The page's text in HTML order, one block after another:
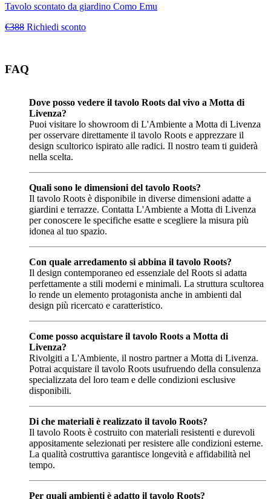
Tavolo scontato da giardino Como Emu
€388 Richiedi sconto
FAQ
Dove posso vedere il tavolo Roots dal vivo a Motta di
Livenza?
Puoi visitare lo showroom di L'Ambiente a Motta di Livenza
per osservare direttamente il tavolo Roots e apprezzare il
design scultorico ispirato alle radici. Il nostro team ti guiderà
nella scelta.
Quali sono le dimensioni del tavolo Roots?
Il tavolo Roots è disponibile in diverse dimensioni adatte a
giardini e terrazze. Contatta L'Ambiente a Motta di Livenza
per conoscere le specifiche esatte e scegliere la misura più
idonea al tuo spazio.
Con quale arredamento si abbina il tavolo Roots?
Il design contemporaneo ed essenziale del Roots si adatta
perfettamente a stili moderni e minimali. La struttura scultorea
lo rende un elemento protagonista anche in ambienti dal
design più ricercato e caratteristico.
Come posso acquistare il tavolo Roots a Motta di
Livenza?
Rivolgiti a L'Ambiente, il nostro partner a Motta di Livenza.
Potrai acquistare il tavolo Roots usufruendo della consulenza
specializzata del loro team e delle condizioni esclusive
disponibili.
Di che materiali è realizzato il tavolo Roots?
Il tavolo Roots è costruito con materiali resistenti e durevoli
appositamente selezionati per resistere alle condizioni esterne.
La qualità costruttiva garantisce longevità e affidabilità nel
tempo.
Per quali ambienti è adatto il tavolo Roots?